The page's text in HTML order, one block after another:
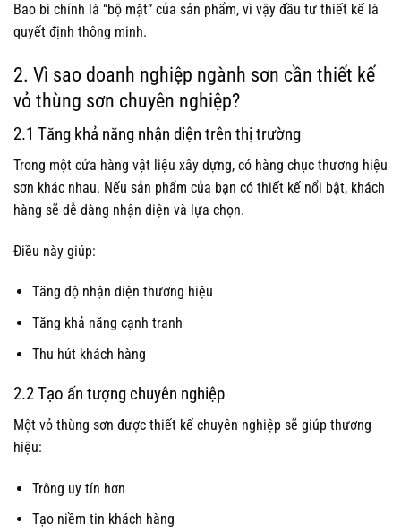
Bao bì chính là “bộ mặt” của sản phẩm, vì vậy đầu tư thiết kế là
quyết định thông minh.
2. Vì sao doanh nghiệp ngành sơn cần thiết kế
vỏ thùng sơn chuyên nghiệp?
2.1 Tăng khả năng nhận diện trên thị trường
Trong một cửa hàng vật liệu xây dựng, có hàng chục thương hiệu
sơn khác nhau. Nếu sản phẩm của bạn có thiết kế nổi bật, khách
hàng sẽ dễ dàng nhận diện và lựa chọn.
Điều này giúp:
Tăng độ nhận diện thương hiệu
Tăng khả năng cạnh tranh
Thu hút khách hàng
2.2 Tạo ấn tượng chuyên nghiệp
Một vỏ thùng sơn được thiết kế chuyên nghiệp sẽ giúp thương
hiệu:
Trông uy tín hơn
Tạo niềm tin khách hàng